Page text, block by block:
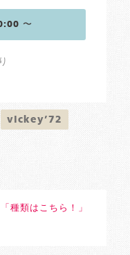
〜
vickey’72
種類はこちら！」